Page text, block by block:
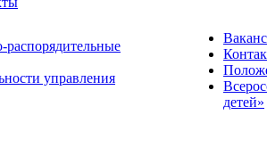
управления
детей»